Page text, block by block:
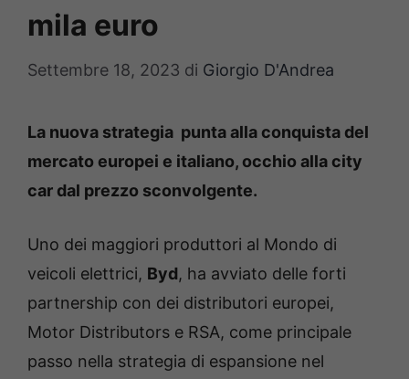
mila euro
Settembre 18, 2023 di Giorgio D'Andrea
La nuova strategia punta alla conquista del
mercato europei e italiano, occhio alla city
car dal prezzo sconvolgente.
Uno dei maggiori produttori al Mondo di
veicoli elettrici, Byd, ha avviato delle forti
partnership con dei distributori europei,
Motor Distributors e RSA, come principale
passo nella strategia di espansione nel